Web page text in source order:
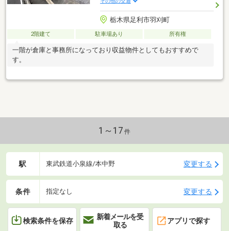
栃木県足利市羽刈町
2階建て 駐車場あり 所有権
一階が倉庫と事務所になっており収益物件としてもおすすめで
す。
1～17 件
駅 東武鉄道小泉線/本中野 変更する
条件 指定なし 変更する
検索条件を保存
新着メールを受
取る
アプリで探す